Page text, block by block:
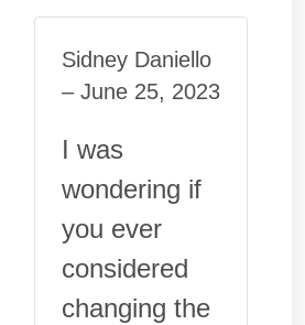
Sidney Daniello
– June 25, 2023
I was
wondering if
you ever
considered
changing the